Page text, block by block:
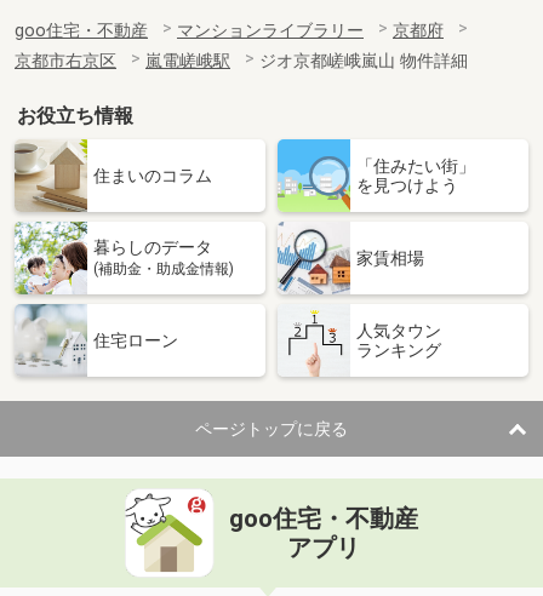
goo住宅・不動産 マンションライブラリー
京都府
京都市右京区
嵐電嵯峨駅 ジオ京都嵯峨嵐山 物件詳細
お役立ち情報
住まいのコラム
「住みたい街」
を見つけよう
暮らしのデータ
(補助金・助成金情報)
家賃相場
住宅ローン
人気タウン
ランキング
ページトップに戻る
goo住宅・不動産
アプリ